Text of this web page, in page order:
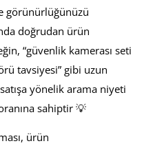
görünürlüğünüzü
doğrudan ürün
“güvenlik kamerası seti
tavsiyesi” gibi uzun
yönelik arama niyeti
sahiptir 💡
ürün